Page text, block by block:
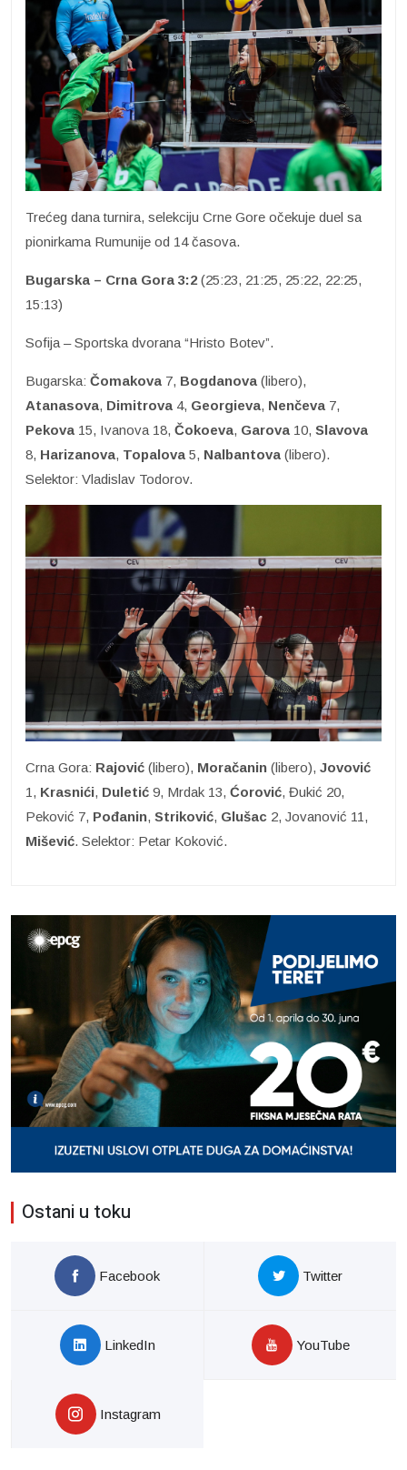
Trećeg dana turnira, selekciju Crne Gore očekuje duel sa
pionirkama Rumunije od 14 časova.
Bugarska – Crna Gora 3:2 (25:23, 21:25, 25:22, 22:25,
15:13)
Sofija – Sportska dvorana “Hristo Botev”.
Bugarska: Čomakova 7, Bogdanova (libero),
Atanasova, Dimitrova 4, Georgieva, Nenčeva 7,
Pekova 15, Ivanova 18, Čokoeva, Garova 10, Slavova
8, Harizanova, Topalova 5, Nalbantova (libero).
Selektor: Vladislav Todorov.
Crna Gora: Rajović (libero), Moračanin (libero), Jovović
1, Krasnići, Duletić 9, Mrdak 13, Ćorović, Đukić 20,
Peković 7, Pođanin, Striković, Glušac 2, Jovanović 11,
Mišević. Selektor: Petar Koković.
Ostani u toku
Facebook Twitter
LinkedIn YouTube
Instagram